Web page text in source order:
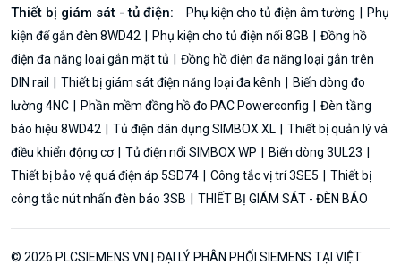
Thiết bị giám sát - tủ điện: Phụ kiện cho tủ điện âm tường
Phụ
kiện để gắn đèn 8WD42
Phụ kiện cho tủ điện nổi 8GB
Đồng hồ
điện đa năng loại gắn mặt tủ
Đồng hồ điện đa năng loại gắn trên
DIN rail
Thiết bị giám sát điện năng loại đa kênh
Biến dòng đo
lường 4NC
Phần mềm đồng hồ đo PAC Powerconfig
Đèn tầng
báo hiệu 8WD42
Tủ điện dân dụng SIMBOX XL
Thiết bị quản lý và
điều khiển động cơ
Tủ điện nổi SIMBOX WP
Biến dòng 3UL23
Thiết bị bảo vệ quá điện áp 5SD74
Công tắc vị trí 3SE5
Thiết bị
công tắc nút nhấn đèn báo 3SB
THIẾT BỊ GIÁM SÁT - ĐÈN BÁO
© 2026 PLCSIEMENS.VN | ĐẠI LÝ PHÂN PHỐI SIEMENS TẠI VIỆT